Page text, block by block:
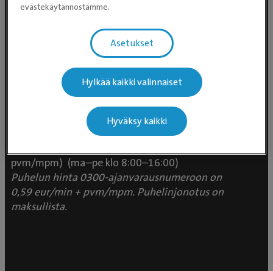
Evidensia Eläinlääkäripalvelut
Takomotie 1-3, 4. krs 00380 Helsinki
Valtakunnallinen asiakaspalvelu:
pvm/mpm) (ma–pe klo 8:00–16:00)
Puhelun hinta 0300-ajanvarausnumeroon on
0,59 eur/min + pvm/mpm. Puhelinjonotus on
maksullista.
evästekäytännöstämme.
Asetukset
Hylkää kaikki valinnaiset
Hyväksy kaikki